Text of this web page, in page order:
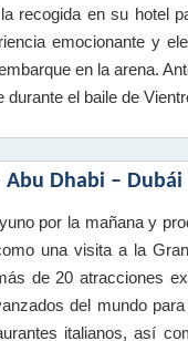
recogida en su hotel
emocionante y
en la arena.
el baile de
Abu Dhabi – Dubái
por la mañana y
una visita a la
de 20 atracciones
del mundo
italianos, así